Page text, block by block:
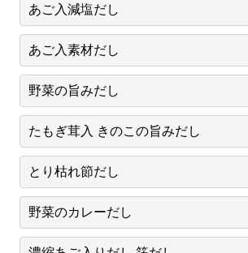
あご入減塩だし
あご入素材だし
野菜の旨みだし
たもぎ茸入 きのこの旨みだし
とり枯れ節だし
野菜のカレーだし